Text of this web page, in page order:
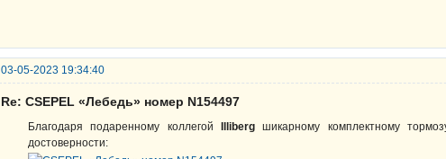
03-05-2023 19:34:40
Re: CSEPEL «Лебедь» номер N154497
Благодаря подаренному коллегой Illibergшикарному комплектному
достоверности: